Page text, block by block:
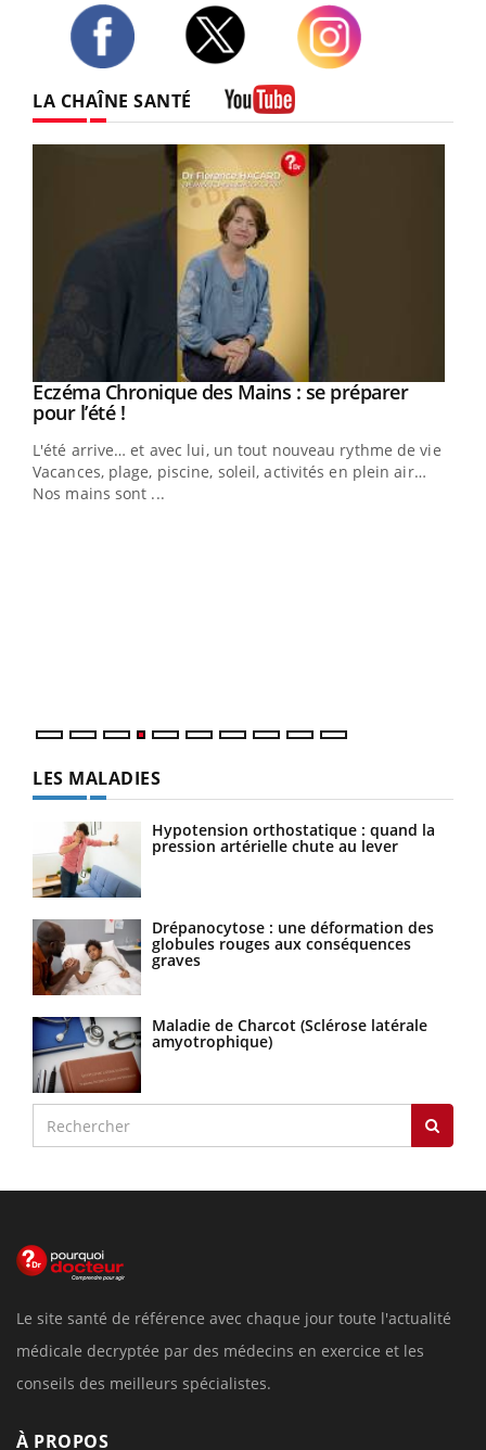
LA CHAÎNE SANTÉ
Youtube
Eczéma Chronique des Mains : se préparer
pour l’été !Youtube
L'été arrive… et avec lui, un tout nouveau rythme de vie !
Vacances, plage, piscine, soleil, activités en plein air…
Nos mains sont ...
LES MALADIES
Hypotension orthostatique : quand la
pression artérielle chute au lever
Drépanocytose : une déformation des
globules rouges aux conséquences
graves
Maladie de Charcot (Sclérose latérale
amyotrophique)
Le site santé de référence avec chaque jour toute l'actualité
médicale decryptée par des médecins en exercice et les
conseils des meilleurs spécialistes.
À PROPOS